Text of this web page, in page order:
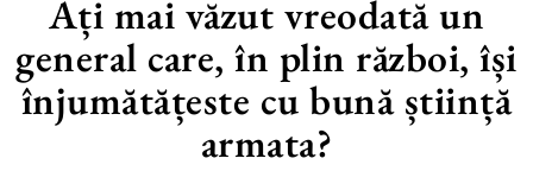
Ați mai văzut vreodată un
general care, în plin război, își
înjumătățeste cu bună știință
armata?